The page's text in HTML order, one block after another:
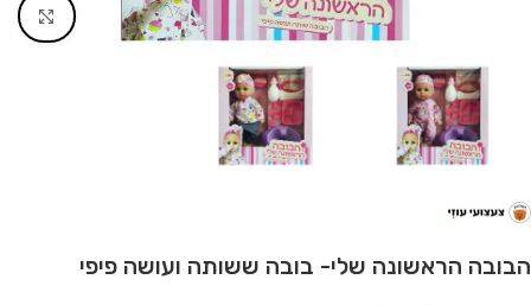
Click to enlarge
הבובה הראשונה שלי- בובה ששותה ועושה פיפי